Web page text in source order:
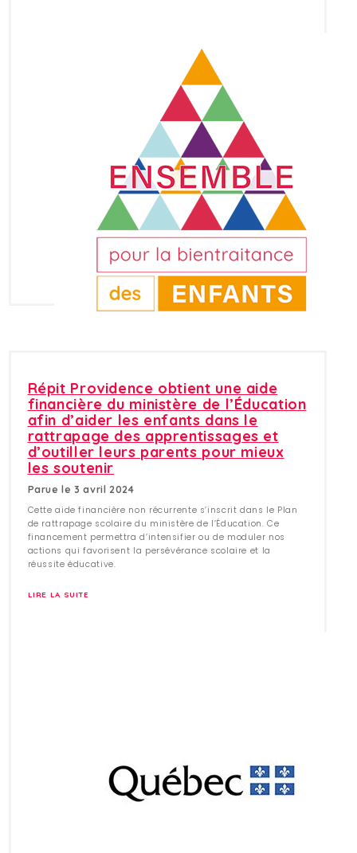
Répit Providence obtient une aide
financière du ministère de l’Éducation
afin d’aider les enfants dans le
rattrapage des apprentissages et
d’outiller leurs parents pour mieux
les soutenir
Parue le 3 avril 2024
Cette aide financière non récurrente s’inscrit dans le Plan
de rattrapage scolaire du ministère de l’Éducation. Ce
financement permettra d’intensifier ou de moduler nos
actions qui favorisent la persévérance scolaire et la
réussite éducative.
LIRE LA SUITE